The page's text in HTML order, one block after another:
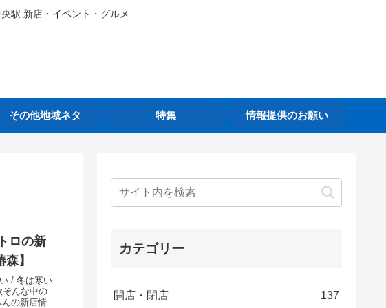
駅 新店・イベント・グルメ
その他地域ネタ 特集 情報提供のお願い
ロの新
】
/ 冬は寒い
んな中の
の新店情
カテゴリー
開店・閉店 137